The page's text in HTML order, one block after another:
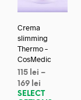
Crema
slimming
Thermo –
CosMedic
115 lei –
169 lei
SELECT